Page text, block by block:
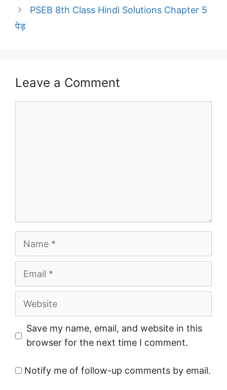
PSEB 8th Class Hindi Solutions Chapter 5
पेड़
Leave a Comment
Website
Save my name, email, and website in this
browser for the next time I comment.
Notify me of follow-up comments by email.